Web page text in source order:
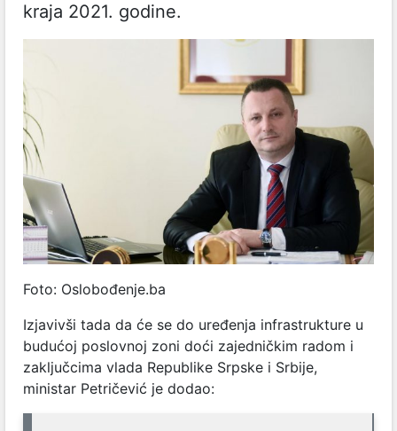
kraja 2021. godine.
Foto: Oslobođenje.ba
Izjavivši tada da će se do uređenja infrastrukture u
budućoj poslovnoj zoni doći zajedničkim radom i
zaključcima vlada Republike Srpske i Srbije,
ministar Petričević je dodao: